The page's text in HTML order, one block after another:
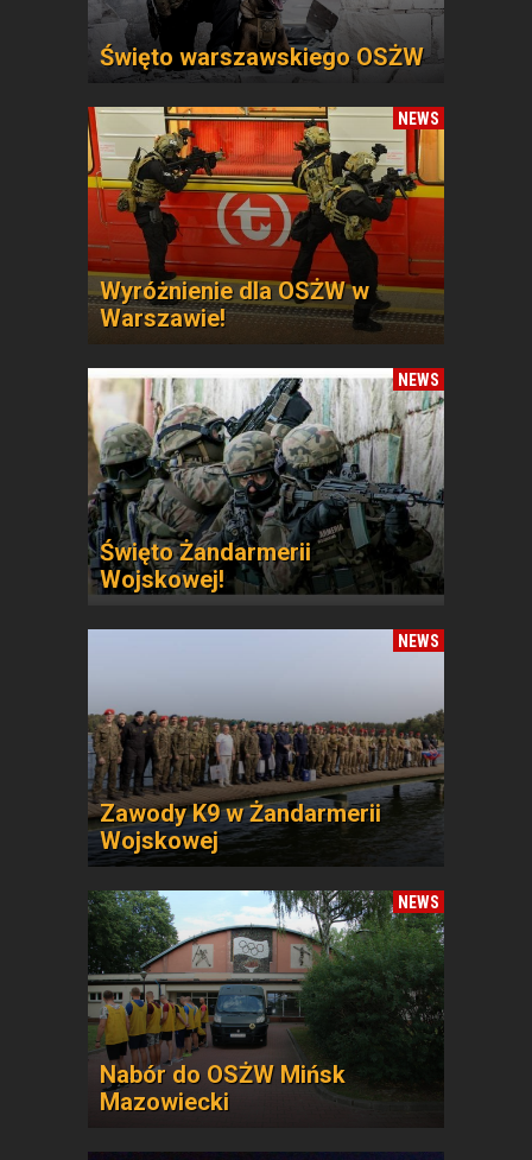
Święto warszawskiego OSŻW
NEWS
Wyróżnienie dla OSŻW w
Warszawie!
NEWS
Święto Żandarmerii
Wojskowej!
NEWS
Zawody K9 w Żandarmerii
Wojskowej
NEWS
Nabór do OSŻW Mińsk
Mazowiecki